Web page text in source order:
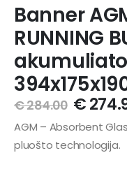
Banner
RUNNING
€284.00 €
AGM – Absorbent
pluošto technologija.